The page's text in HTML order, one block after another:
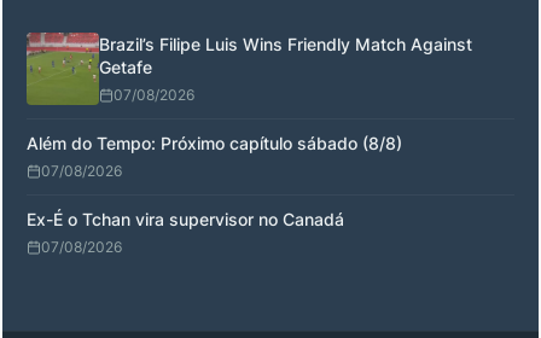
Brazil’s Filipe Luis Wins Friendly Match Against
Getafe
07/08/2026
Além do Tempo: Próximo capítulo sábado (8/8)
07/08/2026
Ex-É o Tchan vira supervisor no Canadá
07/08/2026